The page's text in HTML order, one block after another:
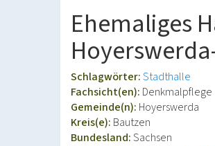
Ehemaliges
Schlagwörter:Stadthalle
Fachsicht(en): Denkmalpflege
Gemeinde(n): Hoyerswerda
Kreis(e): Bautzen
Bundesland:Sachsen